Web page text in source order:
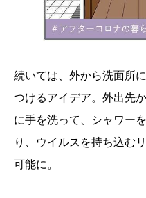
続いては、外から洗面所
つけるアイデア。外出先
に手を洗って、シャワー
り、ウイルスを持ち込む
可能に。